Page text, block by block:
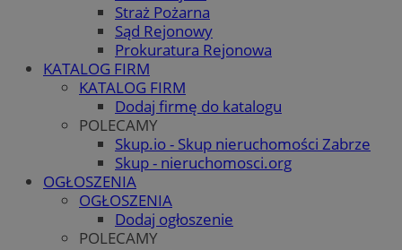
Straż Pożarna
Sąd Rejonowy
Prokuratura Rejonowa
KATALOG FIRM
KATALOG FIRM
Dodaj firmę do katalogu
POLECAMY
Skup.io - Skup nieruchomości Zabrze
Skup - nieruchomosci.org
OGŁOSZENIA
OGŁOSZENIA
Dodaj ogłoszenie
POLECAMY